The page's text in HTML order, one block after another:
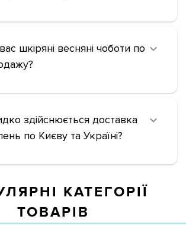
шкіряні весняні чоботи по
здійснюється доставка
по Києву та Україні?
КАТЕГОРІЇ
ТОВАРІВ